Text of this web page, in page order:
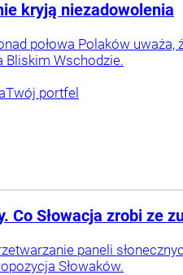
kryją niezadowolenia
połowa Polaków
Bliskim Wschodzie.
Twój portfel
Co Słowacja zrobi ze
paneli
Słowaków.